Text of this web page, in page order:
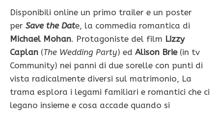
Disponibili online un primo trailer e un poster
per Save the Date, la commedia romantica di
Michael Mohan. Protagoniste del film Lizzy
Caplan (The Wedding Party) ed Alison Brie(in tv
Community) nei panni di due sorelle con punti di
vista radicalmente diversi sul matrimonio, La
trama esplora i legami familiari e romantici che ci
legano insieme e cosa accade quando si